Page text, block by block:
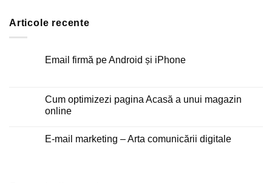
Articole recente
Email firmă pe Android și iPhone
Email
firmă
pe
iPhone
Cum optimizezi pagina Acasă a unui magazin
online
laE-mail marketing – Arta comunicării digitale